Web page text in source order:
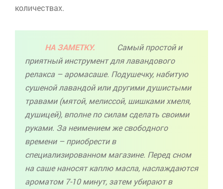
количествах.
НА ЗАМЕТКУ.
Самый простой и
приятный инструмент для лавандового
релакса–аромасаше. Подушечку, набитую
сушеной лавандой или другими душистыми
травами (мятой, мелиссой, шишками хмеля,
душицей), вполне по силам сделать своими
руками. За неимением же свободного
времени – приобрести в
специализированном магазине. Перед сном
на саше наносят каплю масла, наслаждаются
ароматом 7-10 минут, затем убирают в